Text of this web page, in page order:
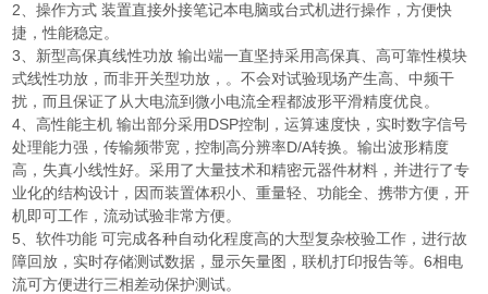
2、操作方式 装置直接外接笔记本电脑或台式机进行操作，方便快
捷，性能稳定。
3、新型高保真线性功放 输出端一直坚持采用高保真、高可靠性模块
式线性功放，而非开关型功放，。不会对试验现场产生高、中频干
扰，而且保证了从大电流到微小电流全程都波形平滑精度优良。
4、高性能主机 输出部分采用DSP控制，运算速度快，实时数字信号
处理能力强，传输频带宽，控制高分辨率D/A转换。输出波形精度
高，失真小线性好。采用了大量技术和精密元器件材料，并进行了专
业化的结构设计，因而装置体积小、重量轻、功能全、携带方便，开
机即可工作，流动试验非常方便。
5、软件功能 可完成各种自动化程度高的大型复杂校验工作，进行故
障回放，实时存储测试数据，显示矢量图，联机打印报告等。6相电
流可方便进行三相差动保护测试。